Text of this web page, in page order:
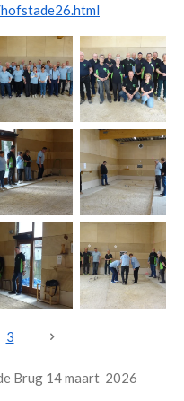
3
Brug 14 maart 2026